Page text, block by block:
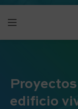
edificio